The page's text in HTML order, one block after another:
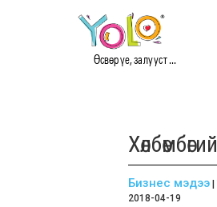
Өсвөр үе, залууст ...
Бизнес мэдээ
2018-04-19